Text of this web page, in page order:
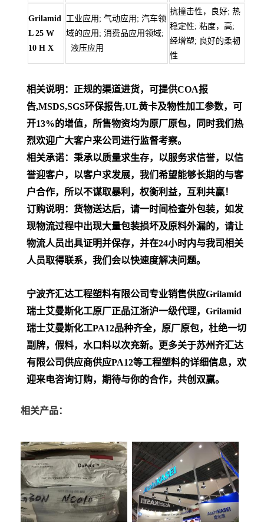
Grilamid
L 25 W
10 H X
工业应用; 气动应用; 汽车领
域的应用; 消费品应用领域;
液压应用
抗撞击性，良好; 热
稳定性; 粘度，高;
经增塑; 良好的柔韧
性
相关说明：正规的渠道进货，可提供COA报
告,MSDS,SGS环保报告,UL黄卡及物性加工参数，可
开13%的增值，所售物资均为原厂原包，同时我们热
烈欢迎广大客户来公司进行监督考察。
相关承诺：秉承以质量求生存，以服务求信誉，以信
誉迎客户，以客户求发展，我们希望能够长期的与客
户合作，所以不谋取暴利，权衡利益，互利共赢！
订购说明：货物送达后，请一时间检查外包装，如发
现物流过程中出现大量包装损坏及原料外漏的，请让
物流人员出具证明并保存，并在24小时内与我司相关
人员取得联系，我们会以快速度解决问题。
宁波齐汇达工程塑料有限公司专业销售供应Grilamid
瑞士艾曼斯化工原厂正品江浙沪一级代理，Grilamid
瑞士艾曼斯化工PA12品种齐全，原厂原包，杜绝一切
副牌，假料，水口料以次充新。更多关于苏州齐汇达
有限公司供应商供应PA12等工程塑料的详细信息，欢
迎来电咨询订购，期待与你的合作，共创双赢。
相关产品：